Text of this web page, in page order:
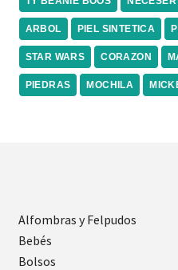
ARBOL PIEL SINTETICA
STAR WARS CORAZON
PIEDRAS MOCHILA
Alfombras y Felpudos
Bebés
Bolsos